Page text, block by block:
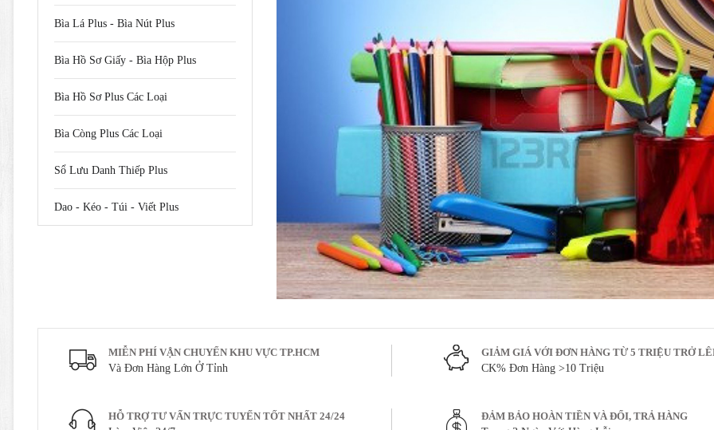
Bìa Lá Plus - Bìa Nút Plus
Bìa Hồ Sơ Giấy - Bìa Hộp Plus
Bìa Hồ Sơ Plus Các Loại
Bìa Còng Plus Các Loại
Sổ Lưu Danh Thiếp Plus
Dao - Kéo - Túi - Viết Plus
MIỄN PHÍ VẬN CHUYỂN KHU VỰC TP.HCM
Và Đơn Hàng Lớn Ở Tỉnh
GIẢM GIÁ VỚI ĐƠN HÀNG TỪ 5 TRIỆU TRỞ
CK% Đơn Hàng >10 Triệu
HỖ TRỢ TƯ VẤN TRỰC TUYẾN TỐT NHẤT 24/24
ĐẢM BẢO HOÀN TIỀN VÀ ĐỔI, TRẢ HÀNG